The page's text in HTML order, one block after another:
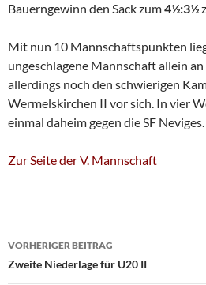
Bauerngewinn den Sack zum4½:3½
Mit nun 10 Mannschaftspunkten
ungeschlagene Mannschaft allein
allerdings noch den schwierigen
Wermelskirchen II vor sich. In vier
einmal daheim gegen die SF Neviges.
Zur Seite der V. Mannschaft
Beitragsnavigation
VORHERIGER BEITRAG
Zweite Niederlage für U20 II